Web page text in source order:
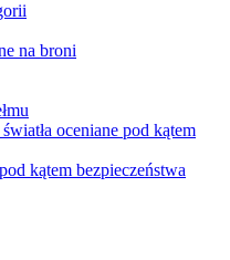
na broni
oceniane pod kątem
kątem bezpieczeństwa